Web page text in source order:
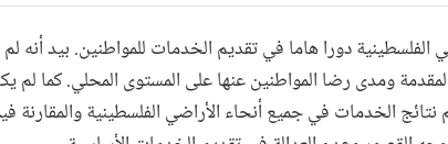
دورا هاما في تقديم الخدمات للمواطنين. بيد أنه
ومدى رضا المواطنين عنها على المستوى المحلي. كما
الخدمات في جميع أنحاء الأراضي الفلسطينية والمقارنة